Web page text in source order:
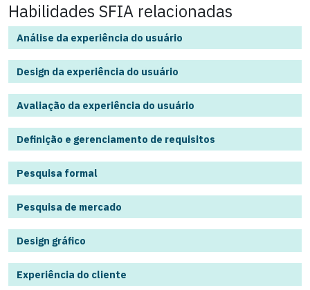
Habilidades SFIA relacionadas
Análise da experiência do usuário
Design da experiência do usuário
Avaliação da experiência do usuário
Definição e gerenciamento de requisitos
Pesquisa formal
Pesquisa de mercado
Design gráfico
Experiência do cliente